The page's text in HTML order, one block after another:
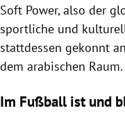
Soft Power, also der
sportliche und
stattdessen gekonnt
dem arabischen Raum.
Im Fußball ist und